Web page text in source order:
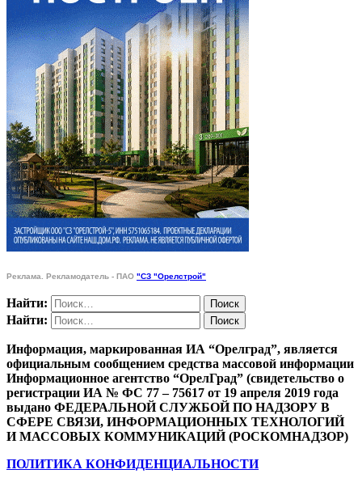
Реклама. Рекламодатель - ПАО "СЗ "Орелстрой"
Найти:
Найти:
Информация, маркированная ИА “Орелград”, является
официальным сообщением средства массовой информации
Информационное агентство “ОрелГрад” (свидетельство о
регистрации ИА № ФС 77 – 75617 от 19 апреля 2019 года
выдано ФЕДЕРАЛЬНОЙ СЛУЖБОЙ ПО НАДЗОРУ В
СФЕРЕ СВЯЗИ, ИНФОРМАЦИОННЫХ ТЕХНОЛОГИЙ
И МАССОВЫХ КОММУНИКАЦИЙ (РОСКОМНАДЗОР)
ПОЛИТИКА КОНФИДЕНЦИАЛЬНОСТИ